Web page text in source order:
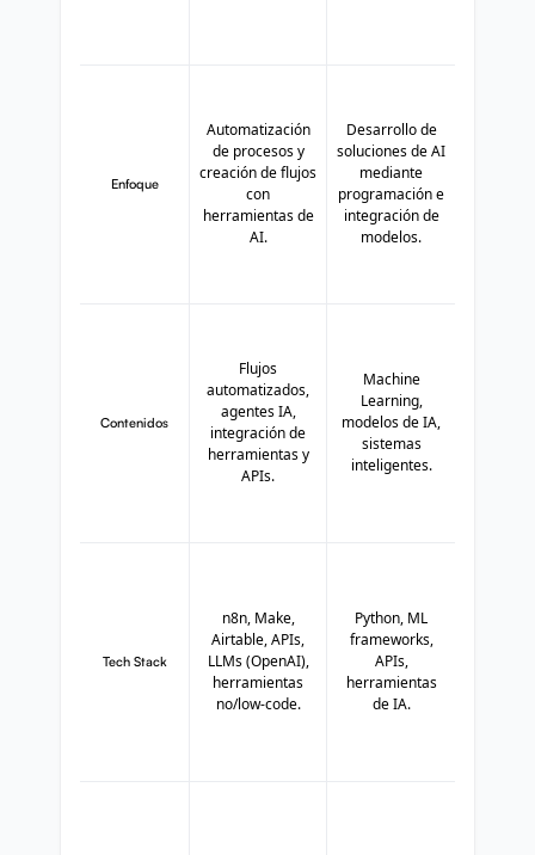
Enfoque
Automatización
de procesos y
creación de flujos
con
herramientas de
AI.
Desarrollo de
soluciones de AI
mediante
programación e
integración de
modelos.
Contenidos
Flujos
automatizados,
agentes IA,
integración de
herramientas y
APIs.
Machine
Learning,
modelos de IA,
sistemas
inteligentes.
Tech Stack
n8n, Make,
Airtable, APIs,
LLMs (OpenAI),
herramientas
no/low-code.
Python, ML
frameworks,
APIs,
herramientas
de IA.